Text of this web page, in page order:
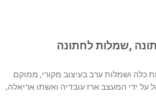
,שמלות לחתונה
כלה ושמלות ערב בעיצוב מקורי, ממוקם
על ידי המעצב ארז עובדיה ואשתו אריאלה,